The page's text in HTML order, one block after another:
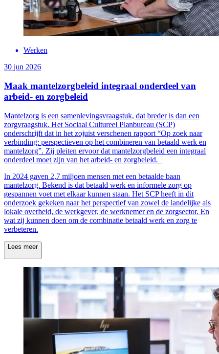
Werken
30 jun 2026
Maak mantelzorgbeleid integraal onderdeel van
arbeid- en zorgbeleid
Mantelzorg is een samenlevingsvraagstuk, dat breder is dan een
zorgvraagstuk. Het Sociaal Cultureel Planbureau (SCP)
onderschrijft dat in het zojuist verschenen rapport “Op zoek naar
verbinding: perspectieven op het combineren van betaald werk en
mantelzorg”. Zij pleiten ervoor dat mantelzorgbeleid een integraal
onderdeel moet zijn van het arbeid- en zorgbeleid.
In 2024 gaven 2,7 miljoen mensen met een betaalde baan
mantelzorg. Bekend is dat betaald werk en informele zorg op
gespannen voet met elkaar kunnen staan. Het SCP heeft in dit
onderzoek gekeken naar het perspectief van zowel de landelijke als
lokale overheid, de werkgever, de werknemer en de zorgsector. En
wat zij kunnen doen om de combinatie betaald werk en zorg te
verbeteren.
Lees meer